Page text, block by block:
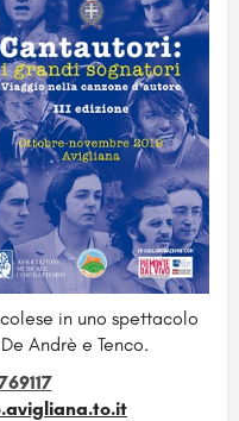
in uno spettacolo
Andrè e Tenco.